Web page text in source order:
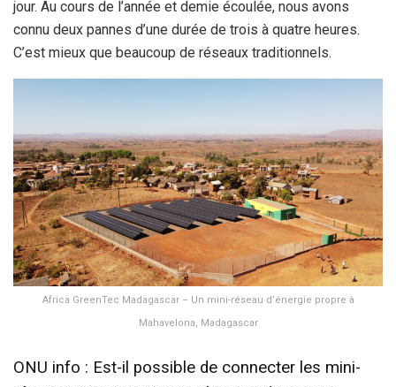
jour. Au cours de l’année et demie écoulée, nous avons
connu deux pannes d’une durée de trois à quatre heures.
C’est mieux que beaucoup de réseaux traditionnels.
Africa GreenTec Madagascar – Un mini-réseau d’énergie propre à
Mahavelona, Madagascar
ONU info : Est-il possible de connecter les mini-